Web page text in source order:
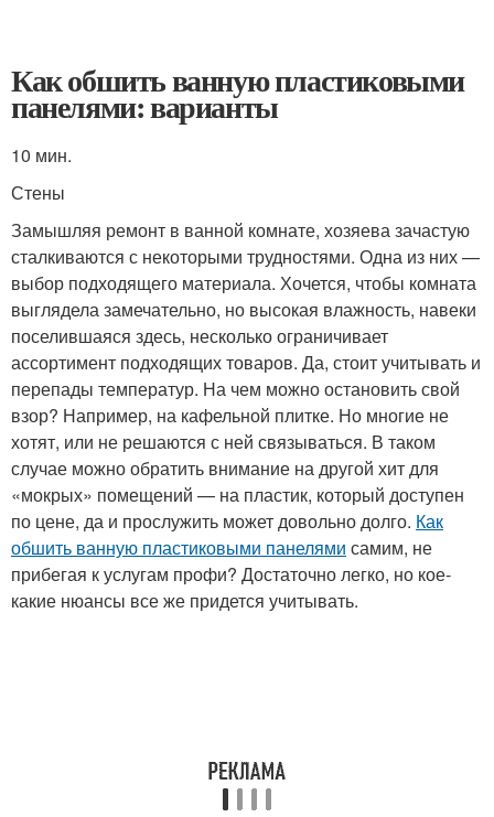
Как обшить ванную пластиковыми
панелями: варианты
10 мин.
Стены
Замышляя ремонт в ванной комнате, хозяева зачастую
сталкиваются с некоторыми трудностями. Одна из них —
выбор подходящего материала. Хочется, чтобы комната
выглядела замечательно, но высокая влажность, навеки
поселившаяся здесь, несколько ограничивает
ассортимент подходящих товаров. Да, стоит учитывать и
перепады температур. На чем можно остановить свой
взор? Например, на кафельной плитке. Но многие не
хотят, или не решаются с ней связываться. В таком
случае можно обратить внимание на другой хит для
«мокрых» помещений — на пластик, который доступен
по цене, да и прослужить может довольно долго. Как
обшить ванную пластиковыми панелями самим, не
прибегая к услугам профи? Достаточно легко, но кое-
какие нюансы все же придется учитывать.